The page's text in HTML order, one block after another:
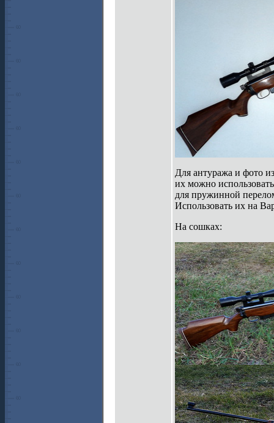
Для антуража и фото
их можно
для пружинной
Использовать их на
На сошках: